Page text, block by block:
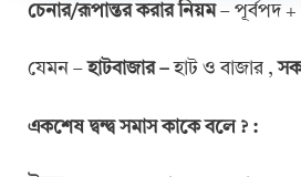
চেনার/রূপান্তর করার নিয়ম– পূর্বপদ
যেমন – হাটবাজার – হাট ও বাজার ,
একশেষ দ্বন্দ্বসমাস কাকে বলে ? :